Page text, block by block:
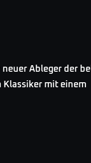
Ableger der
mit einem